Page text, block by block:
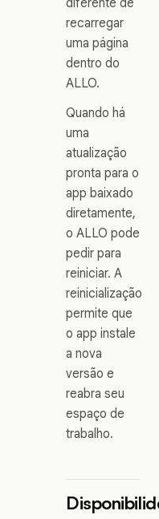
recarregar
uma página
dentro do
ALLO.
Quando há
uma
atualização
pronta para o
app baixado
diretamente,
o ALLO pode
pedir para
reiniciar. A
reinicialização
permite que
o app instale
a nova
versão e
reabra seu
espaço de
trabalho.